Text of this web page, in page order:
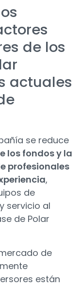
de los
actuales
se reduce
los fondos y la
profesionales
,
de
servicio al
de Polar
de
están